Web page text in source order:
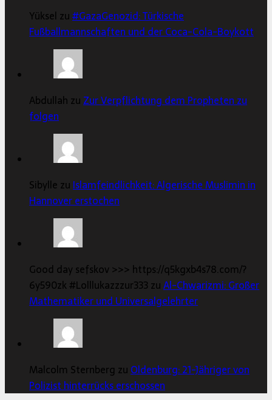
Yüksel zu#GazaGenozid: Türkische
Fußballmannschaften und der Coca-Cola-Boykott
Abdullah zu Zur Verpflichtung dem Propheten zu
folgen
Sibylle zu Islamfeindlichkeit: Algerische Muslimin in
Hannover erstochen
Good day sefskov >>> https://q5kgxb4s78.com/?
6y590zk #Lolllukazzzur333 zuAl-Chwarizmi: Großer
Mathematiker und Universalgelehrter
Malcolm Sternberg zu Oldenburg: 21-Jähriger von
Polizist hinterrücks erschossen